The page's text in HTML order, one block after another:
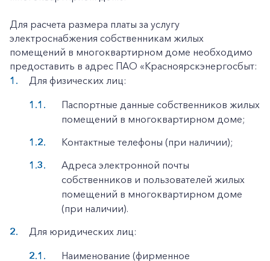
Для расчета размера платы за услугу
электроснабжения собственникам жилых
помещений в многоквартирном доме необходимо
предоставить в адрес ПАО «Красноярскэнергосбыт:
Для физических лиц:
Паспортные данные собственников жилых
помещений в многоквартирном доме;
Контактные телефоны (при наличии);
Адреса электронной почты
собственников и пользователей жилых
помещений в многоквартирном доме
(при наличии).
Для юридических лиц:
Наименование (фирменное